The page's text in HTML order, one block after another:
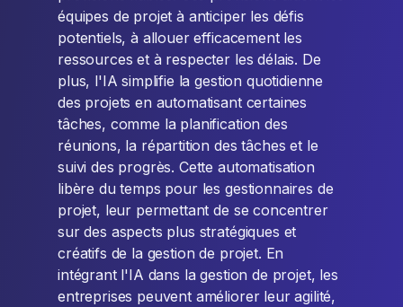
équipes de projet à anticiper les défis
potentiels, à allouer efficacement les
ressources et à respecter les délais. De
plus, l'IA simplifie la gestion quotidienne
des projets en automatisant certaines
tâches, comme la planification des
réunions, la répartition des tâches et le
suivi des progrès. Cette automatisation
libère du temps pour les gestionnaires de
projet, leur permettant de se concentrer
sur des aspects plus stratégiques et
créatifs de la gestion de projet. En
intégrant l'IA dans la gestion de projet, les
entreprises peuvent améliorer leur agilité,